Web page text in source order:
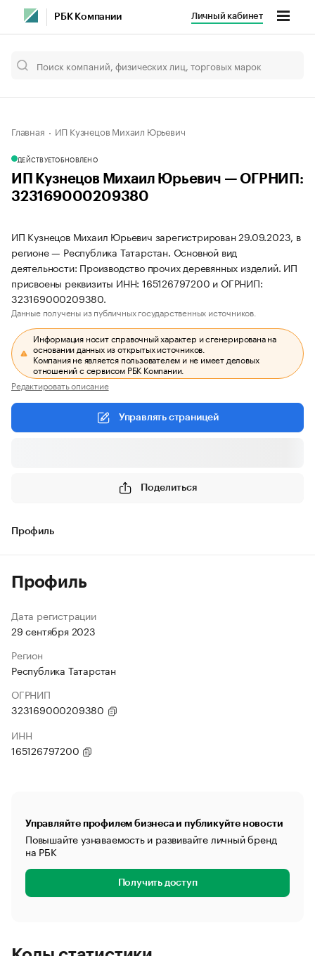
РБК Компании Личный кабинет
Главная ИП Кузнецов Михаил Юрьевич
ДЕЙСТВУЕТОБНОВЛЕНО
ИП Кузнецов Михаил Юрьевич — ОГРНИП:
323169000209380
ИП Кузнецов Михаил Юрьевич зарегистрирован 29.09.2023, в
регионе — Республика Татарстан. Основной вид
деятельности: Производство прочих деревянных изделий. ИП
присвоены реквизиты ИНН: 165126797200 и ОГРНИП:
323169000209380.
Данные получены из публичных государственных источников.
Информация носит справочный характер и сгенерирована на
основании данных из открытых источников.
Компания не является пользователем и не имеет деловых
отношений с сервисом РБК Компании.
Редактировать описание
Управлять страницей
Поделиться
Профиль
Профиль
Дата регистрации
29 сентября 2023
Регион
Республика Татарстан
ОГРНИП
323169000209380
ИНН
165126797200
Управляйте профилем бизнеса и публикуйте новости
Повышайте узнаваемость и развивайте личный бренд
на РБК
Получить доступ